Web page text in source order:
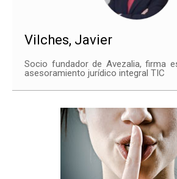
Vilches, Javier
Socio fundador de Avezalia, firma
asesoramiento jurídico integral TIC